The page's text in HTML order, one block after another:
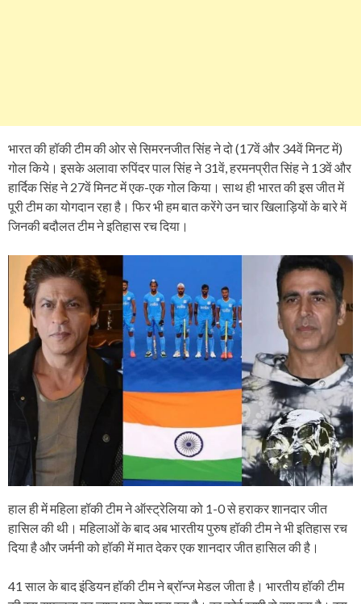
भारत की हॉकी टीम की ओर से सिमरनजीत सिंह ने दो (17वें और 34वें मिनट में)
गोल किये। इसके अलावा रुपिंदर पाल सिंह ने 31वें, हरमनप्रीत सिंह ने 13वें और
हार्दिक सिंह ने 27वें मिनट में एक-एक गोल किया। साथ ही भारत की इस जीत में
पूरी टीम का योगदान रहा है। फिर भी हम बात करेंगे उन चार खिलाड़ियों के बारे में
जिनकी बदौलत टीम ने इतिहास रच दिया।
हाल ही में महिला हॉकी टीम ने ऑस्ट्रेलिया को 1-0 से हराकर शानदार जीत
हासिल की थी। महिलाओं के बाद अब भारतीय पुरुष हॉकी टीम ने भी इतिहास रच
दिया है और जर्मनी को हॉकी में मात देकर एक शानदार जीत हासिल की है।
41 साल के बाद इंडियन हॉकी टीम ने ब्रॉन्ज मेडल जीता है। भारतीय हॉकी टीम